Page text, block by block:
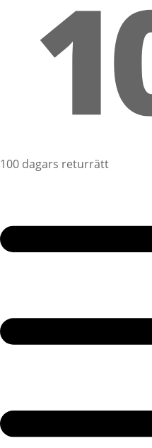
100 dagars returrätt